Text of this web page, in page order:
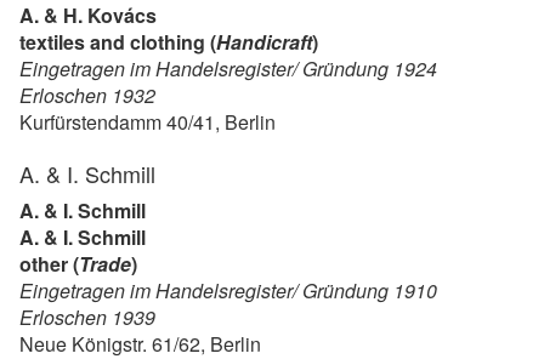
A. & H. Kovács
textiles and clothing (Handicraft)
Eingetragen im Handelsregister/ Gründung 1924
Erloschen 1932
Kurfürstendamm 40/41, Berlin
A. & I. Schmill
A. & I. Schmill
A. & I. Schmill
other (Trade)
Eingetragen im Handelsregister/ Gründung 1910
Erloschen 1939
Neue Königstr. 61/62, Berlin